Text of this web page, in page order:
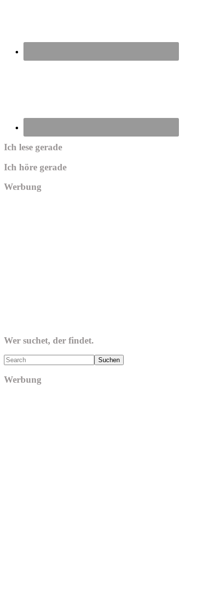
Ich lese gerade
Ich höre gerade
Werbung
Wer suchet, der findet.
Search
Werbung